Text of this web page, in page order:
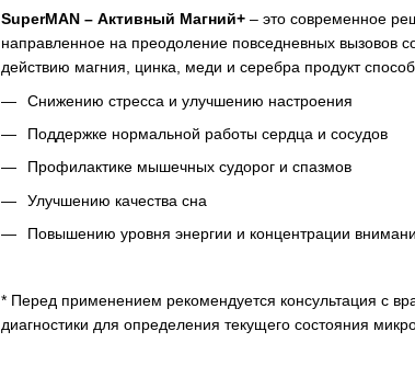
SuperMAN – Активный Магний+– это современное
направленное на преодоление повседневных вызовов
действию магния, цинка, меди и серебра продукт
Снижению стресса и улучшению настроения
Поддержке нормальной работы сердца и сосудов
Профилактике мышечных судорог и спазмов
Улучшению качества сна
Повышению уровня энергии и концентрации
* Перед применением рекомендуется консультация с
диагностики для определения текущего состояния